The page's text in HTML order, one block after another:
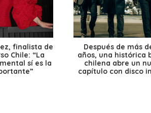
finalista de
Chile: “La
sí es la
Después de más
años, una histórica
chilena abre un
capítulo con disco